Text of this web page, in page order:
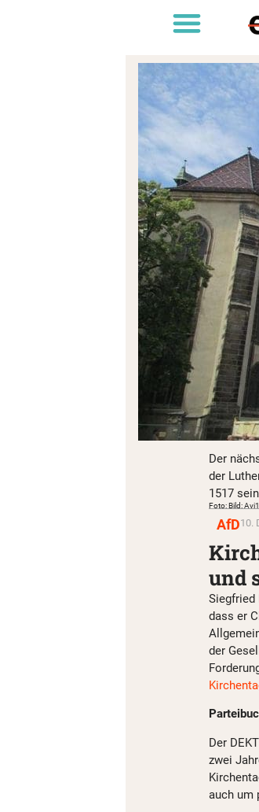
Der
der
1517
Foto: Bild:
AfD10.
und
Siegfried
dass er
der
Der
zwei
auch um